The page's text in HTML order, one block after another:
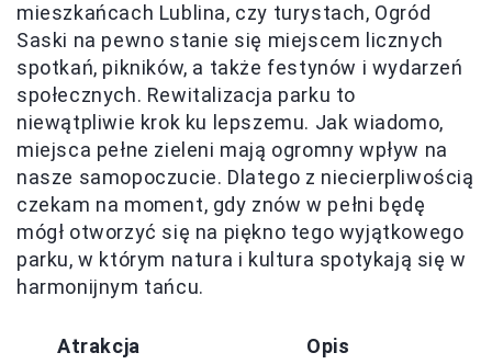
mieszkańcach Lublina, czy turystach, Ogród
Saski na pewno stanie się miejscem licznych
spotkań, pikników, a także festynów i wydarzeń
społecznych. Rewitalizacja parku to
niewątpliwie krok ku lepszemu. Jak wiadomo,
miejsca pełne zieleni mają ogromny wpływ na
nasze samopoczucie. Dlatego z niecierpliwością
czekam na moment, gdy znów w pełni będę
mógł otworzyć się na piękno tego wyjątkowego
parku, w którym natura i kultura spotykają się w
harmonijnym tańcu.
Atrakcja Opis